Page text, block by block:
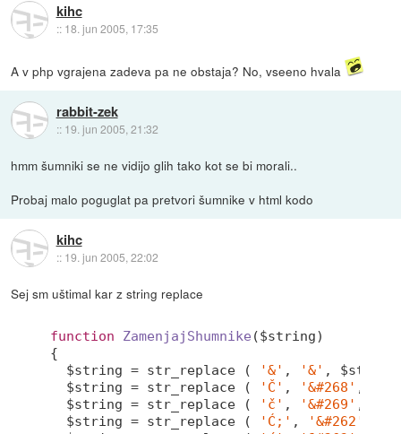
kihc
:: 18. jun 2005, 17:35
A v php vgrajena zadeva pa ne obstaja? No, vseeno hvala
rabbit-zek
:: 19. jun 2005, 21:32
hmm šumniki se ne vidijo glih tako kot se bi morali..
Probaj malo poguglat pa pretvori šumnike v html kodo
kihc
:: 19. jun 2005, 22:02
Sej sm uštimal kar z string replace
function ZamenjajShumnike ($string)
{
  $string = str_replace (
'&' , '&' ,
  $string = str_replace (
'Č' , '&#268' ,
  $string = str_replace (
'č' , '&#269' ,
  $string = str_replace (
'Ć;' , '&#262'